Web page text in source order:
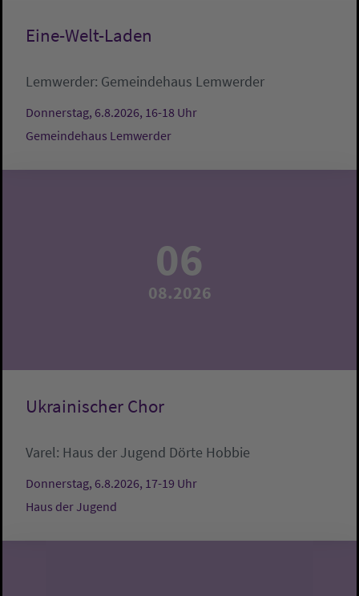
Eine-Welt-Laden
Lemwerder: Gemeindehaus Lemwerder
Donnerstag, 6.8.2026, 16-18 Uhr
Gemeindehaus Lemwerder
06
08.2026
Ukrainischer Chor
Varel: Haus der Jugend Dörte Hobbie
Donnerstag, 6.8.2026, 17-19 Uhr
Haus der Jugend